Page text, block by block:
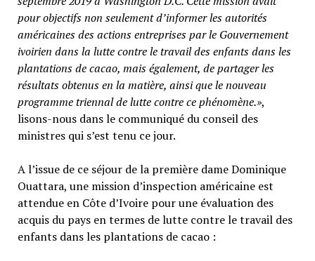
pour objectifs non seulement d’informer les autorités
américaines des actions entreprises par le Gouvernement
ivoirien dans la lutte contre le travail des enfants dans les
plantations de cacao, mais également, de partager les
résultats obtenus en la matière, ainsi que le nouveau
programme triennal de lutte contre ce phénomène.»,
lisons-nous dans le communiqué du conseil des
ministres qui s’est tenu ce jour.
A l’issue de ce séjour de la première dame Dominique
Ouattara, une mission d’inspection américaine est
attendue en Côte d’Ivoire pour une évaluation des
acquis du pays en termes de lutte contre le travail des
enfants dans les plantations de cacao :